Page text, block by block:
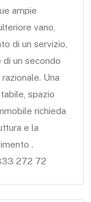
ampie
vano,
di un servizio,
un secondo
Una
spazio
richieda
e la
.
272 72